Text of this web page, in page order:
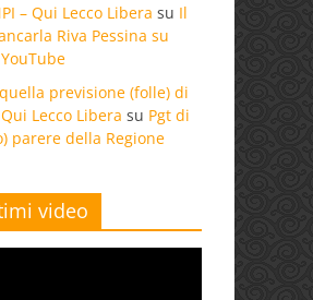
– Qui Lecco Libera su Il
Riva Pessina su
YouTube
previsione (folle) di
Lecco Libera su Pgt di
parere della Regione
video